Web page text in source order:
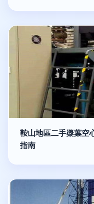
鞍山地區二手槳葉空
指南